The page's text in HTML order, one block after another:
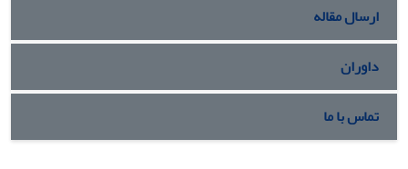
ارسال مقاله
داوران
تماس با ما